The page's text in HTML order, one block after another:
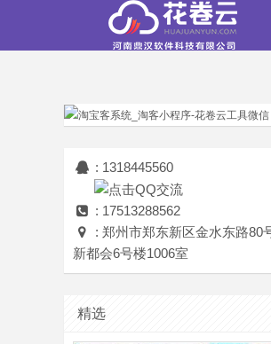
: 1318445560
: 17513288562
: 郑州市郑东新区金水东路80
新都会6号楼1006室
精选